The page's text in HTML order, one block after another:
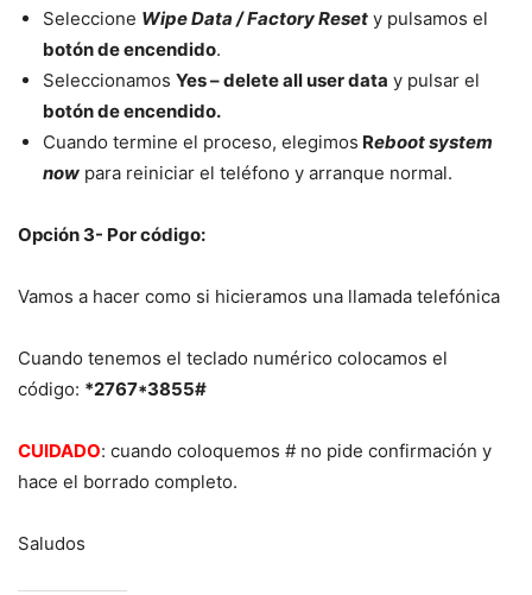
Seleccione Wipe Data / Factory Reset y pulsamos el
botón de encendido.
Seleccionamos Yes – delete all user data y pulsar el
botón de encendido.
Cuando termine el proceso, elegimos Reboot system
now para reiniciar el teléfono y arranque normal.
Opción 3- Por código:
Vamos a hacer como si hicieramos una llamada telefónica
Cuando tenemos el teclado numérico colocamos el
código: *2767*3855#
CUIDADO: cuando coloquemos # no pide confirmación y
hace el borrado completo.
Saludos